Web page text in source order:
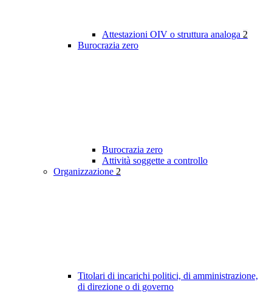
Attestazioni OIV o struttura analoga 2
Burocrazia zero
Burocrazia zero
Attività soggette a controllo
Organizzazione 2
Titolari di incarichi politici, di amministrazione,
di direzione o di governo